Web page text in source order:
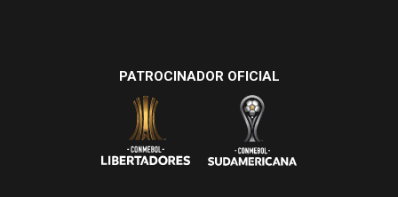
PATROCINADOR OFICIAL